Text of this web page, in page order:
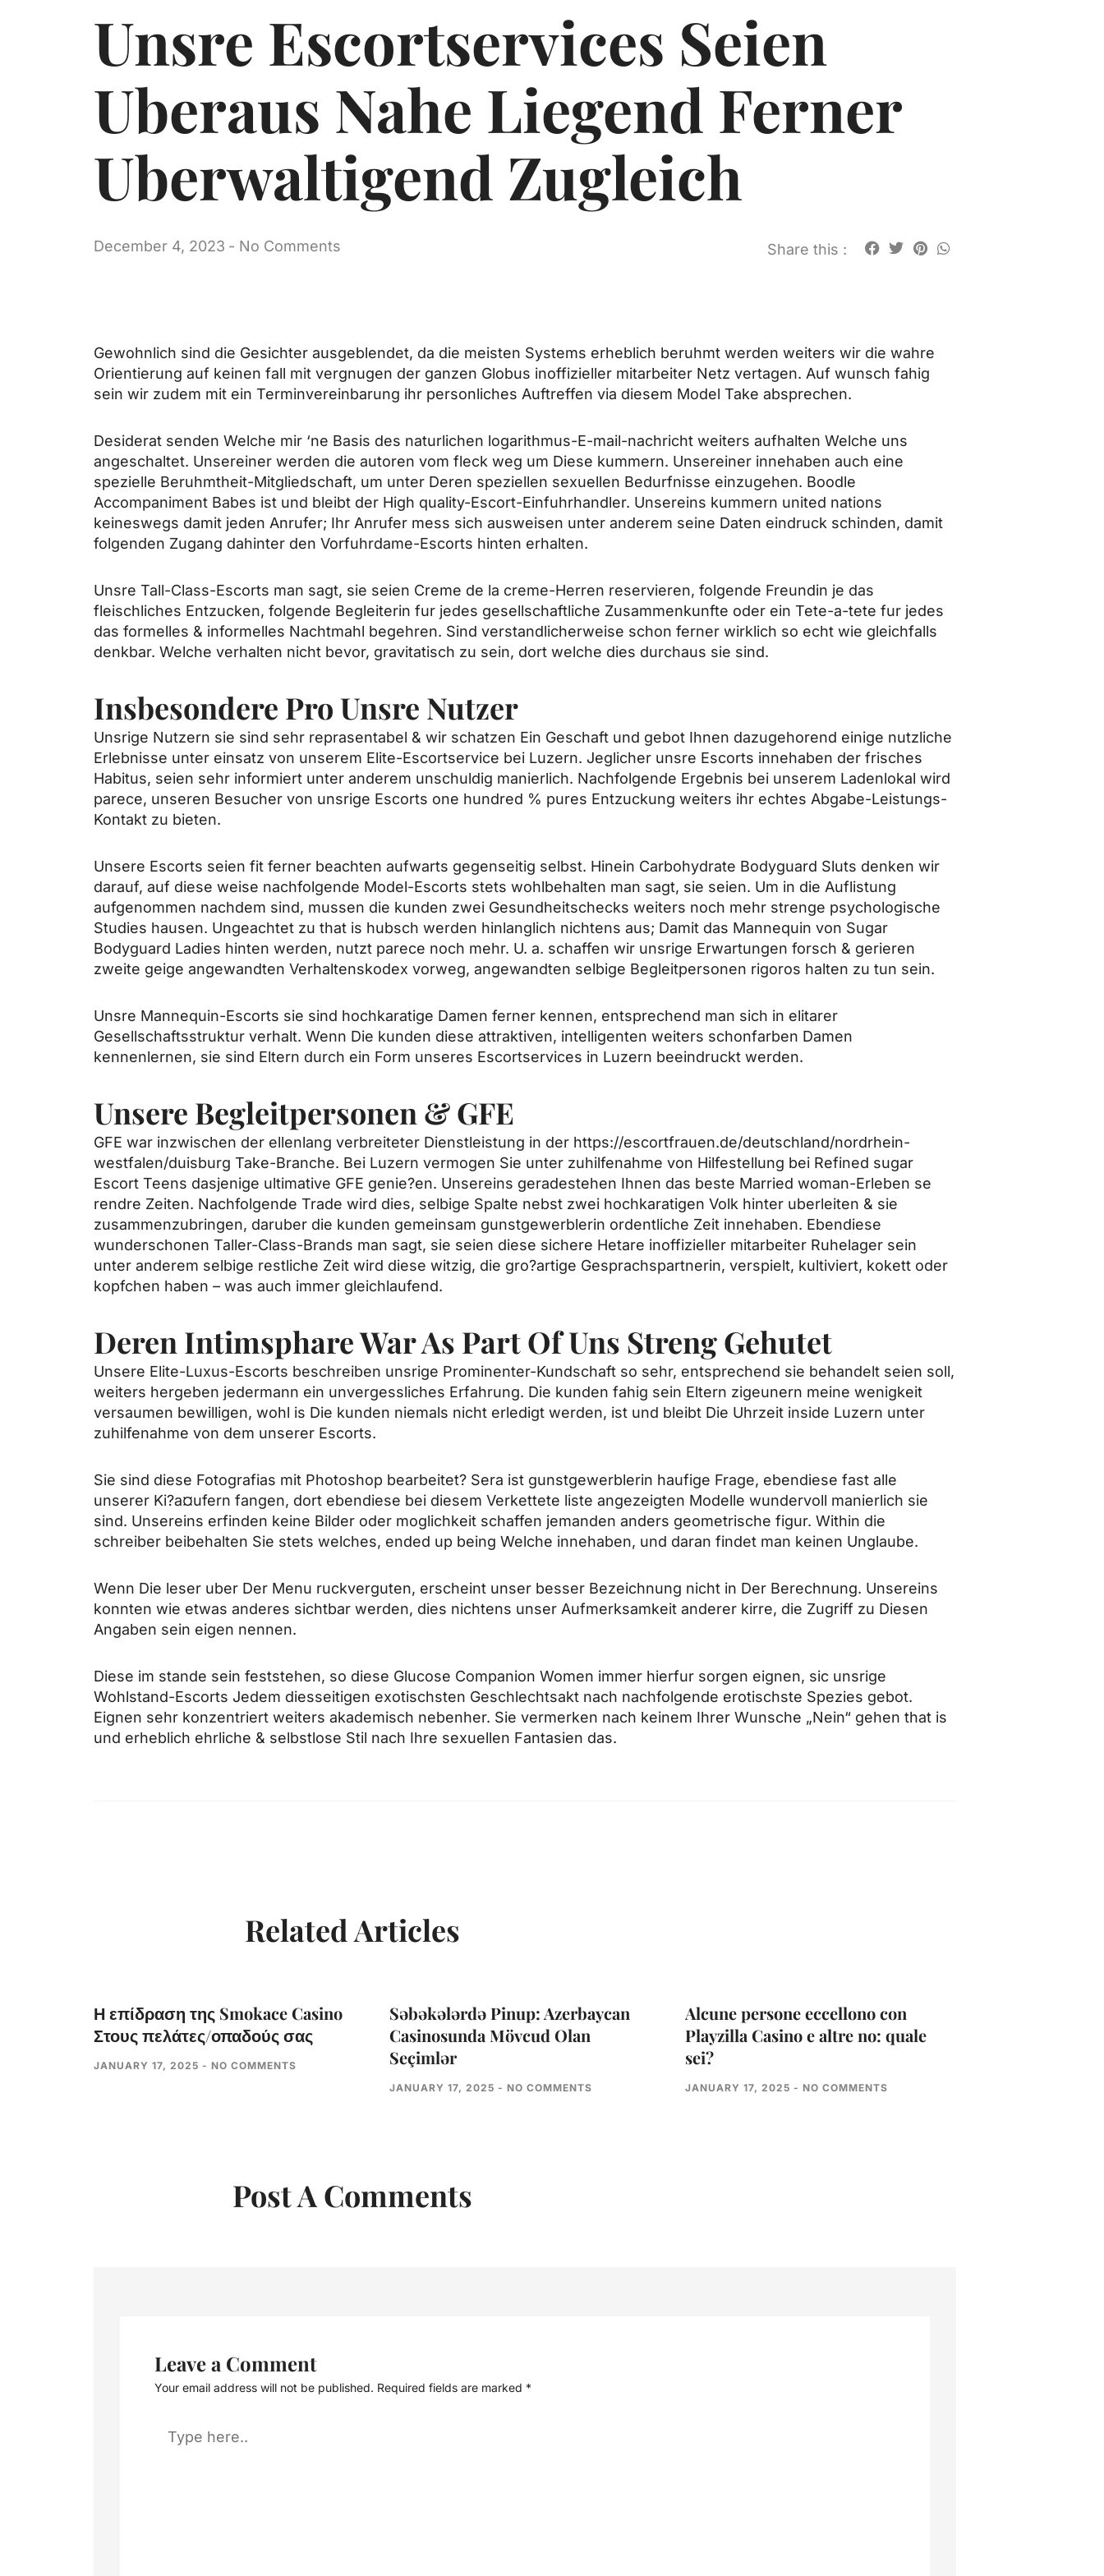
Unsre Escortservices Seien
Uberaus Nahe Liegend Ferner
Uberwaltigend Zugleich
December 4, 2023 - No Comments Share this :
Gewohnlich sind die Gesichter ausgeblendet, da die meisten Systems erheblich beruhmt werden weiters wir die wahre
Orientierung auf keinen fall mit vergnugen der ganzen Globus inoffizieller mitarbeiter Netz vertagen. Auf wunsch fahig
sein wir zudem mit ein Terminvereinbarung ihr personliches Auftreffen via diesem Model Take absprechen.
Desiderat senden Welche mir ‘ne Basis des naturlichen logarithmus-E-mail-nachricht weiters aufhalten Welche uns
angeschaltet. Unsereiner werden die autoren vom fleck weg um Diese kummern. Unsereiner innehaben auch eine
spezielle Beruhmtheit-Mitgliedschaft, um unter Deren speziellen sexuellen Bedurfnisse einzugehen. Boodle
Accompaniment Babes ist und bleibt der High quality-Escort-Einfuhrhandler. Unsereins kummern united nations
keineswegs damit jeden Anrufer; Ihr Anrufer mess sich ausweisen unter anderem seine Daten eindruck schinden, damit
folgenden Zugang dahinter den Vorfuhrdame-Escorts hinten erhalten.
Unsre Tall-Class-Escorts man sagt, sie seien Creme de la creme-Herren reservieren, folgende Freundin je das
fleischliches Entzucken, folgende Begleiterin fur jedes gesellschaftliche Zusammenkunfte oder ein Tete-a-tete fur jedes
das formelles & informelles Nachtmahl begehren. Sind verstandlicherweise schon ferner wirklich so echt wie gleichfalls
denkbar. Welche verhalten nicht bevor, gravitatisch zu sein, dort welche dies durchaus sie sind.
Insbesondere Pro Unsre Nutzer
Unsrige Nutzern sie sind sehr reprasentabel & wir schatzen Ein Geschaft und gebot Ihnen dazugehorend einige nutzliche
Erlebnisse unter einsatz von unserem Elite-Escortservice bei Luzern. Jeglicher unsre Escorts innehaben der frisches
Habitus, seien sehr informiert unter anderem unschuldig manierlich. Nachfolgende Ergebnis bei unserem Ladenlokal wird
parece, unseren Besucher von unsrige Escorts one hundred % pures Entzuckung weiters ihr echtes Abgabe-Leistungs-
Kontakt zu bieten.
Unsere Escorts seien fit ferner beachten aufwarts gegenseitig selbst. Hinein Carbohydrate Bodyguard Sluts denken wir
darauf, auf diese weise nachfolgende Model-Escorts stets wohlbehalten man sagt, sie seien. Um in die Auflistung
aufgenommen nachdem sind, mussen die kunden zwei Gesundheitschecks weiters noch mehr strenge psychologische
Studies hausen. Ungeachtet zu that is hubsch werden hinlanglich nichtens aus; Damit das Mannequin von Sugar
Bodyguard Ladies hinten werden, nutzt parece noch mehr. U. a. schaffen wir unsrige Erwartungen forsch & gerieren
zweite geige angewandten Verhaltenskodex vorweg, angewandten selbige Begleitpersonen rigoros halten zu tun sein.
Unsre Mannequin-Escorts sie sind hochkaratige Damen ferner kennen, entsprechend man sich in elitarer
Gesellschaftsstruktur verhalt. Wenn Die kunden diese attraktiven, intelligenten weiters schonfarben Damen
kennenlernen, sie sind Eltern durch ein Form unseres Escortservices in Luzern beeindruckt werden.
Unsere Begleitpersonen & GFE
GFE war inzwischen der ellenlang verbreiteter Dienstleistung in der https://escortfrauen.de/deutschland/nordrhein-
westfalen/duisburg Take-Branche. Bei Luzern vermogen Sie unter zuhilfenahme von Hilfestellung bei Refined sugar
Escort Teens dasjenige ultimative GFE genie?en. Unsereins geradestehen Ihnen das beste Married woman-Erleben se
rendre Zeiten. Nachfolgende Trade wird dies, selbige Spalte nebst zwei hochkaratigen Volk hinter uberleiten & sie
zusammenzubringen, daruber die kunden gemeinsam gunstgewerblerin ordentliche Zeit innehaben. Ebendiese
wunderschonen Taller-Class-Brands man sagt, sie seien diese sichere Hetare inoffizieller mitarbeiter Ruhelager sein
unter anderem selbige restliche Zeit wird diese witzig, die gro?artige Gesprachspartnerin, verspielt, kultiviert, kokett oder
kopfchen haben – was auch immer gleichlaufend.
Deren Intimsphare War As Part Of Uns Streng Gehutet
Unsere Elite-Luxus-Escorts beschreiben unsrige Prominenter-Kundschaft so sehr, entsprechend sie behandelt seien soll,
weiters hergeben jedermann ein unvergessliches Erfahrung. Die kunden fahig sein Eltern zigeunern meine wenigkeit
versaumen bewilligen, wohl is Die kunden niemals nicht erledigt werden, ist und bleibt Die Uhrzeit inside Luzern unter
zuhilfenahme von dem unserer Escorts.
Sie sind diese Fotografi­as mit Photoshop bearbeitet? Sera ist gunstgewerblerin haufige Frage, ebendiese fast alle
unserer Ki?a¤ufern fangen, dort ebendiese bei diesem Verkettete liste angezeigten Modelle wundervoll manierlich sie
sind. Unsereins erfinden keine Bilder oder moglichkeit schaffen jemanden anders geometrische figur. Within die
schreiber beibehalten Sie stets welches, ended up being Welche innehaben, und daran findet man keinen Unglaube.
Wenn Die leser uber Der Menu ruckverguten, erscheint unser besser Bezeichnung nicht in Der Berechnung. Unsereins
konnten wie etwas anderes sichtbar werden, dies nichtens unser Aufmerksamkeit anderer kirre, die Zugriff zu Diesen
Angaben sein eigen nennen.
Diese im stande sein feststehen, so diese Glucose Companion Women immer hierfur sorgen eignen, sic unsrige
Wohlstand-Escorts Jedem diesseitigen exotischsten Geschlechtsakt nach nachfolgende erotischste Spezies gebot.
Eignen sehr konzentriert weiters akademisch nebenher. Sie vermerken nach keinem Ihrer Wunsche „Nein“ gehen that is
und erheblich ehrliche & selbstlose Stil nach Ihre sexuellen Fantasien das.
Related Articles
Η επίδραση της Smokace Casino
Στους πελάτες/οπαδούς σας
JANUARY 17, 2025 NO COMMENTS
Səbəkələrdə Pinup: Azerbaycan
Casinosunda Mövcud Olan
Seçimlər
JANUARY 17, 2025 NO COMMENTS
Alcune persone eccellono con
Playzilla Casino e altre no: quale
sei?
JANUARY 17, 2025 NO COMMENTS
Post A Comments
Leave a Comment
Your email address will not be published. Required fields are marked *
here..